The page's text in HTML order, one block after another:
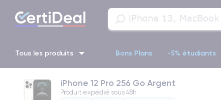
Tous les produits Bons Plans -5% étudiants
iPhone 16 iPhone 14 Pro iPhone 13 Pro
iPhone 12 Pro 256 Go Argent
Produit expédié sous 48h